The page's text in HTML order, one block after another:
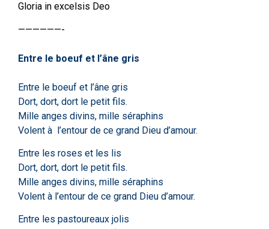
Gloria in excelsis Deo
——————-
Entre le boeuf et l’âne gris
Entre le boeuf et l’âne gris
Dort, dort, dort le petit fils.
Mille anges divins, mille séraphins
Volent à l’entour de ce grand Dieu d’amour.
Entre les roses et les lis
Dort, dort, dort le petit fils.
Mille anges divins, mille séraphins
Volent à l’entour de ce grand Dieu d’amour.
Entre les pastoureaux jolis